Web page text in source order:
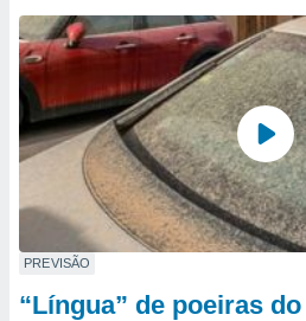
PREVISÃO
“Língua” de poeiras